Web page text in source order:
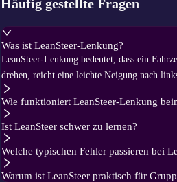
Häufig gestellte Fragen
Was ist LeanSteer-Lenkung?
LeanSteer-Lenkung bedeutet, dass ein
drehen, reicht eine leichte Neigung nach
Wie funktioniert LeanSteer-Lenkung
Ist LeanSteer schwer zu lernen?
Welche typischen Fehler passieren bei
Warum ist LeanSteer praktisch für